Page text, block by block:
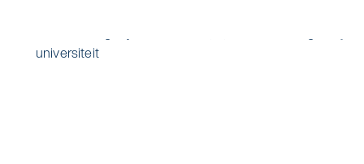
Vloermeester van One Go